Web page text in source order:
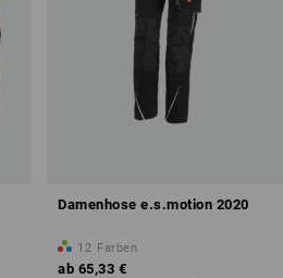
Damenhose e.s.motion 2020
12 Farben
ab 65,33 €